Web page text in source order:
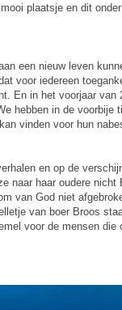
plaatsje en dit
een nieuw leven
voor iedereen
En in het voorjaar
hebben in de
vinden voor hun
en op de
naar haar oudere
van God niet
van boer Broos
voor de mensen die